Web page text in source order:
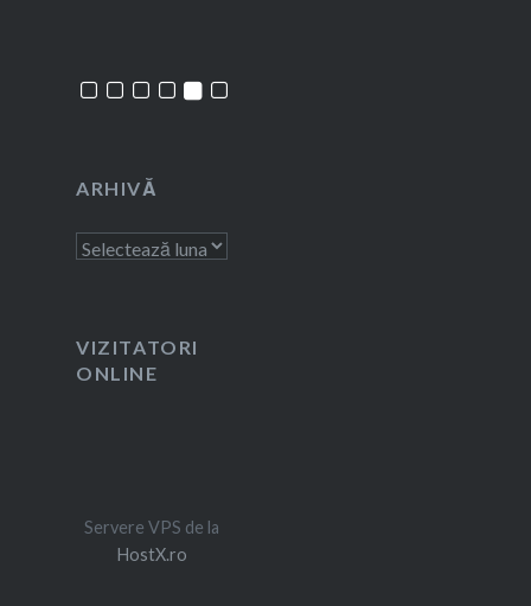
ARHIVĂ
Arhivă
VIZITATORI
ONLINE
Servere VPS de la
HostX.ro